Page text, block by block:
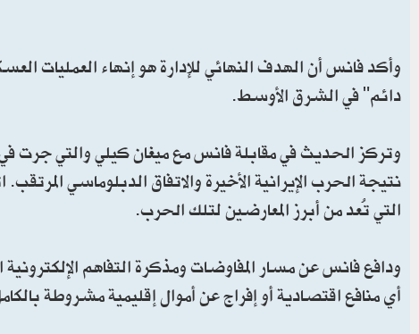
وأكد فانس أن الهدف النهائي للإدارة هو إنهاء العمليات
دائم" في الشرق الأوسط.
نتيجة الحرب الإيرانية الأخيرة والاتفاق الدبلوماسي
التي تُعد من أبرز المعارضين لتلك الحرب.
ودافع فانس عن مسار المفاوضات ومذكرة التفاهم الإلكترونية
أي منافع اقتصادية أو إفراج عن أموال إقليمية مشروطة